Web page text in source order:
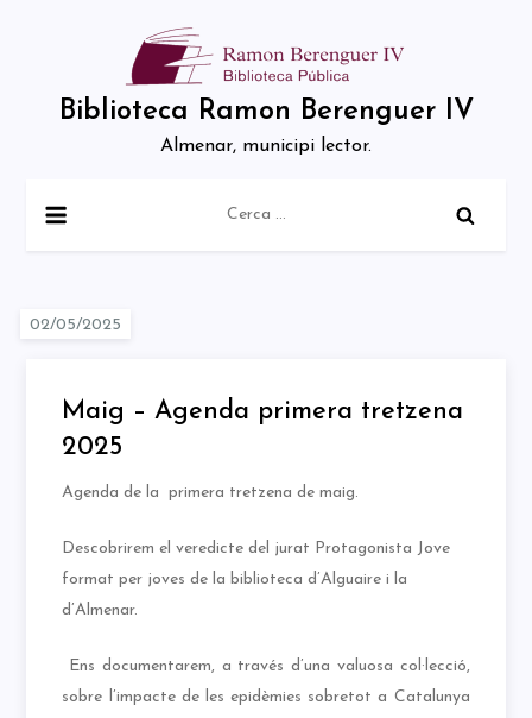
Biblioteca Ramon Berenguer IV
Almenar, municipi lector.
Maig – Agenda primera tretzena
2025
Agenda de la primera tretzena de maig.
Descobrirem el veredicte del jurat Protagonista Jove
format per joves de la biblioteca d’Alguaire i la
d’Almenar.
Ens documentarem, a través d’una valuosa col·lecció,
sobre l’impacte de les epidèmies sobretot a Catalunya